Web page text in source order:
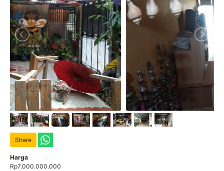
Share
Harga
Rp7.000.000.000